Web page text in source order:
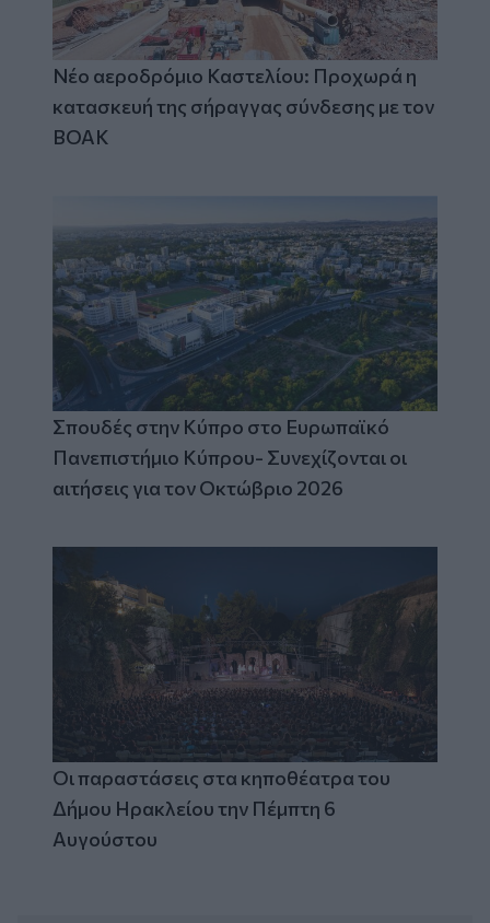
Νέο αεροδρόμιο Καστελίου: Προχωρά η
κατασκευή της σήραγγας σύνδεσης με τον
ΒΟΑΚ
Σπουδές στην Κύπρο στο Ευρωπαϊκό
Πανεπιστήμιο Κύπρου- Συνεχίζονται οι
αιτήσεις για τον Οκτώβριο 2026
Οι παραστάσεις στα κηποθέατρα του
Δήμου Ηρακλείου την Πέμπτη 6
Αυγούστου